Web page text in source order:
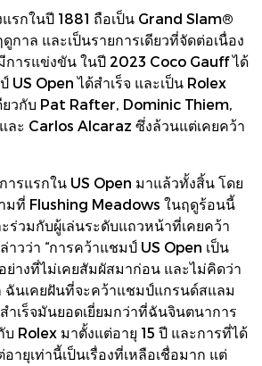
รกในปี 1881 ถือเป็น Grand Slam®
กาล และเป็นรายการเดียวที่จัดต่อเนื่อง
การแข่งขัน ในปี 2023 Coco Gauff ได้
US Open ได้สำเร็จ และเป็น Rolex
ยวกับ Pat Rafter, Dominic Thiem,
ละ Carlos Alcaraz ซึ่งล้วนแต่เคยคว้า
รแรกใน US Open มาแล้วทั้งสิ้น โดย
มที่ Flushing Meadows ในฤดูร้อนนี้
ร่วมกับผู้เล่นระดับแถวหน้าที่เคยคว้า
วว่า “การคว้าแชมป์ US Open เป็น
างที่ไม่เคยสัมผัสมาก่อน และไม่คิดว่า
นเคยฝันที่จะคว้าแชมป์แกรนด์สแลม
ำเร็จมันยอดเยี่ยมกว่าที่ฉันจินตนาการ
Rolex มาตั้งแต่อายุ 15 ปี และการที่ได้
ายุเท่านี้เป็นเรื่องที่เหลือเชื่อมาก แต่